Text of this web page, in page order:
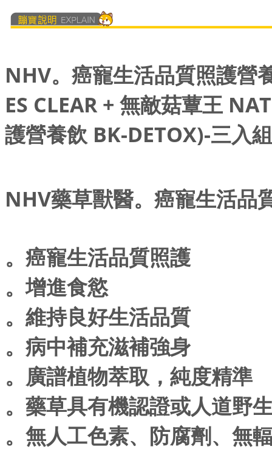
NHV。癌寵生活品質照護營
ES CLEAR + 無敵菇蕈王
護營養飲 BK-DETOX)-三入組
NHV藥草獸醫。癌寵生活品
。癌寵生活品質照護
。增進食慾
。維持良好生活品質
。病中補充滋補強身
。廣譜植物萃取，純度精準
。藥草具有機認證或人道野
。無人工色素、防腐劑、無